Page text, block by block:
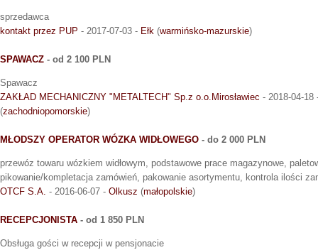
sprzedawca
kontakt przez PUP - 2017-07-03 - Ełk (warmińsko-mazurskie)
SPAWACZ - od 2 100 PLN
Spawacz
ZAKŁAD MECHANICZNY "METALTECH" Sp.z o.o.Mirosławiec - 2018-04-
(zachodniopomorskie)
MŁODSZY OPERATOR WÓZKA WIDŁOWEGO - do 2 000 PLN
przewóz towaru wózkiem widłowym, podstawowe prace magazynowe,
pikowanie/kompletacja zamówień, pakowanie asortymentu, kontrola ilości
OTCF S.A. - 2016-06-07 - Olkusz (małopolskie)
RECEPCJONISTA - od 1 850 PLN
Obsługa gości w recepcji w pensjonacie